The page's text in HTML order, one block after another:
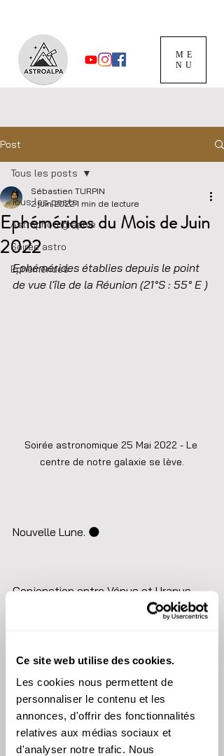
Ce site web utilise des cookies.
Les cookies nous permettent de
personnaliser le contenu et les
annonces, d'offrir des fonctionnalités
relatives aux médias sociaux et
d'analyser notre trafic. Nous
ME
NU
Post
Tous les posts
Astrophotographie
Soirée astro
Ephémérides
Tous les posts
Ephémérides du Mois de Juin
2022
Sébastien TURPIN
2 juin 2022 1 min de lecture
Ephémérides établies depuis le point
de vue l'île de la Réunion (21°S : 55° E )
Soirée astronomique 25 Mai 2022 - Le
centre de notre galaxie se lève.
Nouvelle Lune. 🌑
Conjonction entre Vénus et Uranus.
18 Juin 2022
Conjonction entre la Lune et Saturne.
Mercure est à sa plus haute altitude
dans le ciel du petit matin.